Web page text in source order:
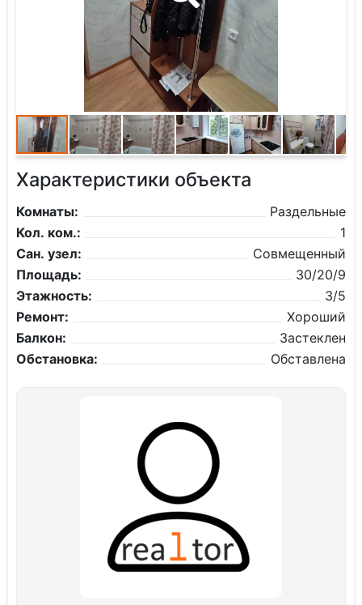
Характеристики объекта
Комнаты:
Раздельные
Кол. ком.:
1
Сан. узел:
Совмещенный
Площадь:
30/20/9
Этажность:
3/5
Ремонт:
Хороший
Балкон:
Застеклен
Обстановка:
Обставлена